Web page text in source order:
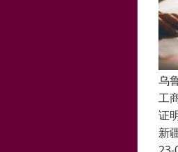
乌
工
证
新